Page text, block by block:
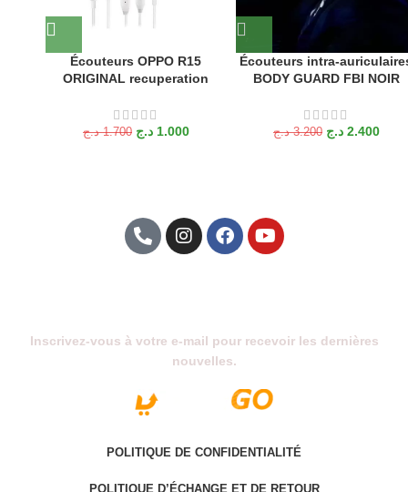
Écouteurs OPPO R15
ORIGINAL recuperation
1.700 د.ج 1.000 د.ج
Écouteurs intra-
BODY GUARD FBI NOIR
3.200 د.ج 2.400 د.ج
Inscrivez-vous à votre e-mail pour recevoir les dernières
nouvelles.
POLITIQUE DE CONFIDENTIALITÉ
POLITIQUE D’ÉCHANGE ET DE RETOUR